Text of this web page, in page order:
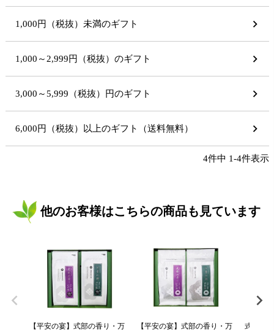
1,000円（税抜）未満のギフト
1,000～2,999円（税抜）のギフト
3,000～5,999（税抜）円のギフト
6,000円（税抜）以上のギフト（送料無料）
4件中 1-4件表示
他のお客様はこちらの商品も見ています
【平安の宴】式部の香り・万
【平安の宴】式部の香り・万
式部の